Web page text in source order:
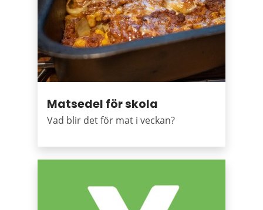
Matsedel för skola
Vad blir det för mat i veckan?